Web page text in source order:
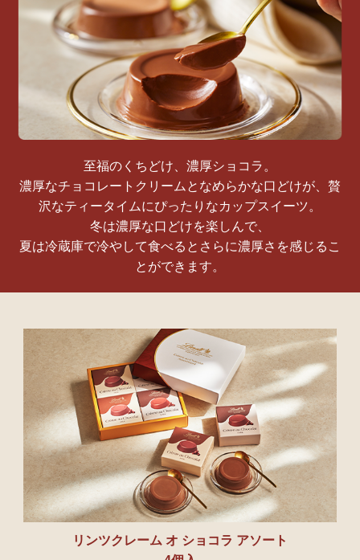
至福のくちどけ、濃厚ショコラ。
濃厚なチョコレートクリームとなめらかな口どけが、 贅
沢なティータイムにぴったりなカップスイーツ。
冬は濃厚な口どけを楽しんで、
夏は冷蔵庫で冷やして食べるとさらに濃厚さを感じるこ
とができます。
リンツクレーム オ ショコラ アソート